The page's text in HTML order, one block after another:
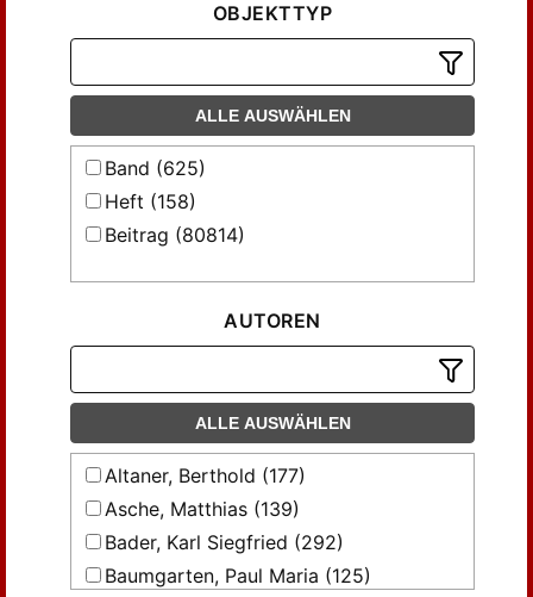
OBJEKTTYP
ALLE AUSWÄHLEN
Band (625)
Heft (158)
Beitrag (80814)
AUTOREN
ALLE AUSWÄHLEN
Altaner, Berthold (177)
Asche, Matthias (139)
Bader, Karl Siegfried (292)
Baumgarten, Paul Maria (125)